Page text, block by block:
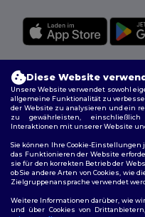
2026. Alle
Datenschutzbestimmungen|
Diese Website
Unsere Website verwendet sowohl
allgemeine Funktionalität zu
der Website zu analysieren und ein
zu gewährleisten,
Interaktionen mit unserer Website
Sie können Ihre Cookie-Einstellungen
das Funktionieren der Website
sie für den korrekten Betrieb der
ob Sie andere Arten von Cookies, wie
Zielgruppenansprache verwendet
Weitere Informationen darüber, wie
und über Cookies von